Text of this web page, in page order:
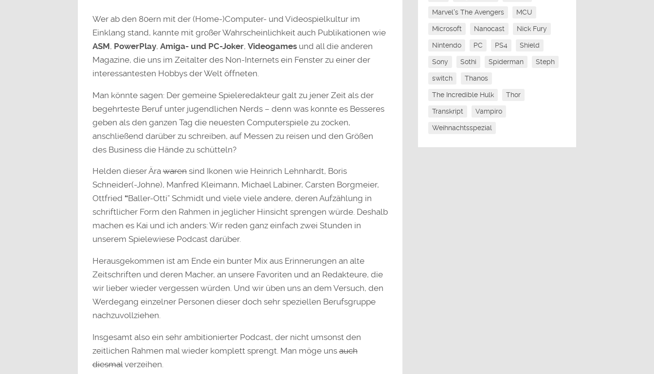
Wer ab den 80ern mit der (Home-)Computer- und Videospielkultur im
Einklang stand, kannte mit großer Wahrscheinlichkeit auch Publikationen wie
ASM, PowerPlay, Amiga- und PC-Joker, Videogamesund all die anderen
Magazine, die uns im Zeitalter des Non-Internets ein Fenster zu einer der
interessantesten Hobbys der Welt öffneten.
Man könnte sagen: Der gemeine Spieleredakteur galt zu jener Zeit als der
begehrteste Beruf unter jugendlichen Nerds – denn was konnte es Besseres
geben als den ganzen Tag die neuesten Computerspiele zu zocken,
anschließend darüber zu schreiben, auf Messen zu reisen und den Größen
des Business die Hände zu schütteln?
Helden dieser Ärawarensind Ikonen wie Heinrich Lehnhardt, Boris
Schneider(-Johne), Manfred Kleimann, Michael Labiner, Carsten Borgmeier,
Ottfried “Baller-Otti” Schmidt und viele viele andere, deren Aufzählung in
schriftlicher Form den Rahmen in jeglicher Hinsicht sprengen würde. Deshalb
machen es Kai und ich anders: Wir reden ganz einfach zwei Stunden in
unserem Spielewiese Podcast darüber.
Herausgekommen ist am Ende ein bunter Mix aus Erinnerungen an alte
Zeitschriften und deren Macher, an unsere Favoriten und an Redakteure, die
wir lieber wieder vergessen würden. Und wir üben uns an dem Versuch, den
Werdegang einzelner Personen dieser doch sehr speziellen Berufsgruppe
nachzuvollziehen.
Insgesamt also ein sehr ambitionierter Podcast, der nicht umsonst den
zeitlichen Rahmen mal wieder komplett sprengt. Man möge unsauch
diesmalverzeihen.
Marvel's The Avengers MCU
Microsoft Nanocast Nick Fury
Nintendo PC PS4 Shield
Sony Sothi Spiderman Steph
switch Thanos
The Incredible Hulk Thor
Transkript Vampiro
Weihnachtsspezial